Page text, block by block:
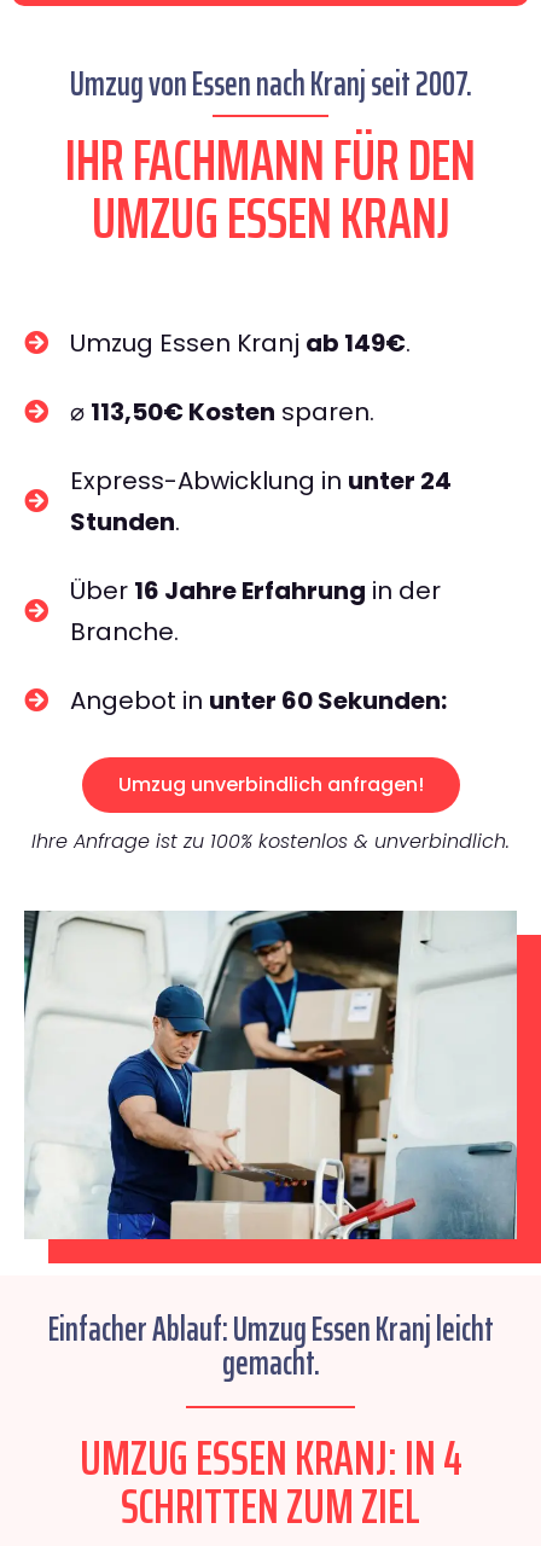
Umzug von Essen nach Kranj seit 2007.
IHR FACHMANN FÜR DEN
UMZUG ESSEN KRANJ
Umzug Essen Kranj ab 149€.
⌀ 113,50€ Kosten sparen.
Express-Abwicklung in unter 24
Stunden.
Über 16 Jahre Erfahrung in der
Branche.
Angebot in unter 60 Sekunden:
Umzug unverbindlich anfragen!
Ihre Anfrage ist zu 100% kostenlos & unverbindlich.
Einfacher Ablauf: Umzug Essen Kranj leicht
gemacht.
UMZUG ESSEN KRANJ: IN 4
SCHRITTEN ZUM ZIEL